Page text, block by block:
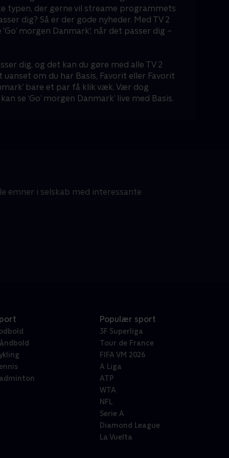
typen, der gerne vil streame programmets
dig? Så er der gode nyheder. Med TV 2
morgen Danmark', når det passer dig –
dig, og det kan du gøre med alle TV 2
uanset om du har Basis, Favorit eller Favorit
bare et par få klik væk. Vær dog
se ‘Go’ morgen Danmark’ live med Basis.
emner i selskab med interessante
Populær sport
3F Superliga
Tour de France
FIFA VM 2026
A Liga
ATP
WTA
NFL
Serie A
Diamond League
La Vuelta